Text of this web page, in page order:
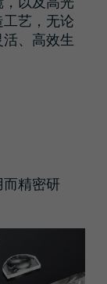
艺，无论
、高效生
精密研